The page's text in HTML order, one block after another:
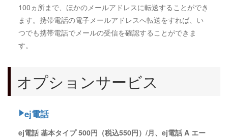
100ヵ所まで、ほかのメールアドレスに転送することができ
ます。携帯電話の電子メールアドレスへ転送をすれば、い
つでも携帯電話でメールの受信を確認することができま
す。
オプションサービス
ej電話
ej電話 基本タイプ 500円（税込550円）/月、ej電話 A エー